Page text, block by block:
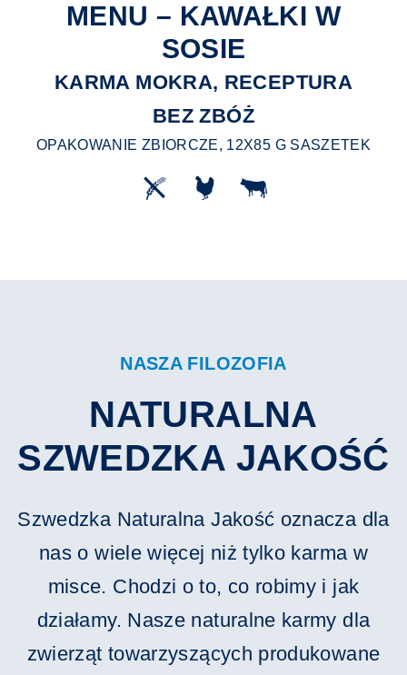
MENU – KAWAŁKI W
SOSIE
KARMA MOKRA, RECEPTURA
BEZ ZBÓŻ
OPAKOWANIE ZBIORCZE, 12X85 G SASZETEK
NASZA FILOZOFIA
NATURALNA
SZWEDZKA JAKOŚĆ
Szwedzka Naturalna Jakość oznacza dla
nas o wiele więcej niż tylko karma w
misce. Chodzi o to, co robimy i jak
działamy. Nasze naturalne karmy dla
zwierząt towarzyszących produkowane